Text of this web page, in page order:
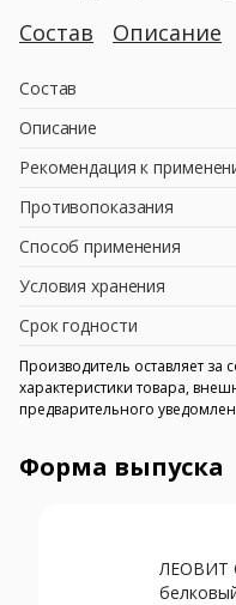
Состав Описание
Состав
Описание
Рекомендация к
Противопоказания
Способ применения
Условия хранения
Срок годности
Производитель оставляет
характеристики товара,
предварительного
Форма выпуска
ЛЕОВИТ